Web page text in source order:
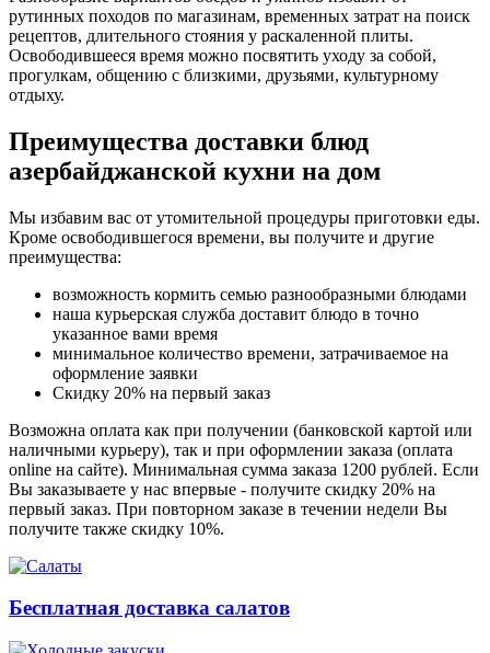
рутинных походов по магазинам, временных затрат на поиск
рецептов, длительного стояния у раскаленной плиты.
Освободившееся время можно посвятить уходу за собой,
прогулкам, общению с близкими, друзьями, культурному
отдыху.
Преимущества доставки блюд
азербайджанской кухни на дом
Мы избавим вас от утомительной процедуры приготовки еды.
Кроме освободившегося времени, вы получите и другие
преимущества:
возможность кормить семью разнообразными блюдами
наша курьерская служба доставит блюдо в точно
указанное вами время
минимальное количество времени, затрачиваемое на
оформление заявки
Скидку 20% на первый заказ
Возможна оплата как при получении (банковской картой или
наличными курьеру), так и при оформлении заказа (оплата
online на сайте). Минимальная сумма заказа 1200 рублей. Если
Вы заказываете у нас впервые - получите скидку 20% на
первый заказ. При повторном заказе в течении недели Вы
получите также скидку 10%.
Бесплатная доставка салатов